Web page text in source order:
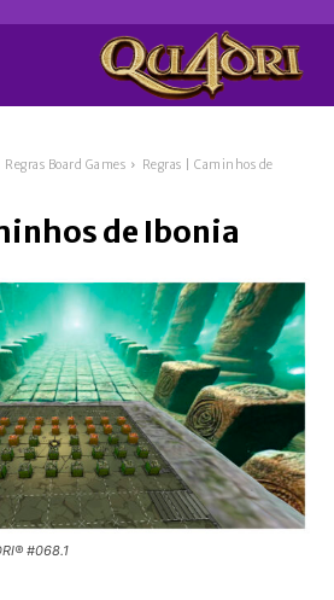
Regras Board Games
Regras | Caminhos de
de Ibonia
#068.1